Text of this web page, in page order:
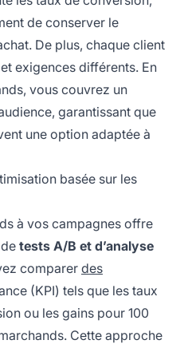
de conserver le
De plus, chaque client
exigences différents. En
vous couvrez un
garantissant que
une option adaptée à
basée sur les
à vos campagnes offre
tests A/B et d’analyse
comparer des
(KPI) tels que les taux
ou les gains pour 100
Cette approche